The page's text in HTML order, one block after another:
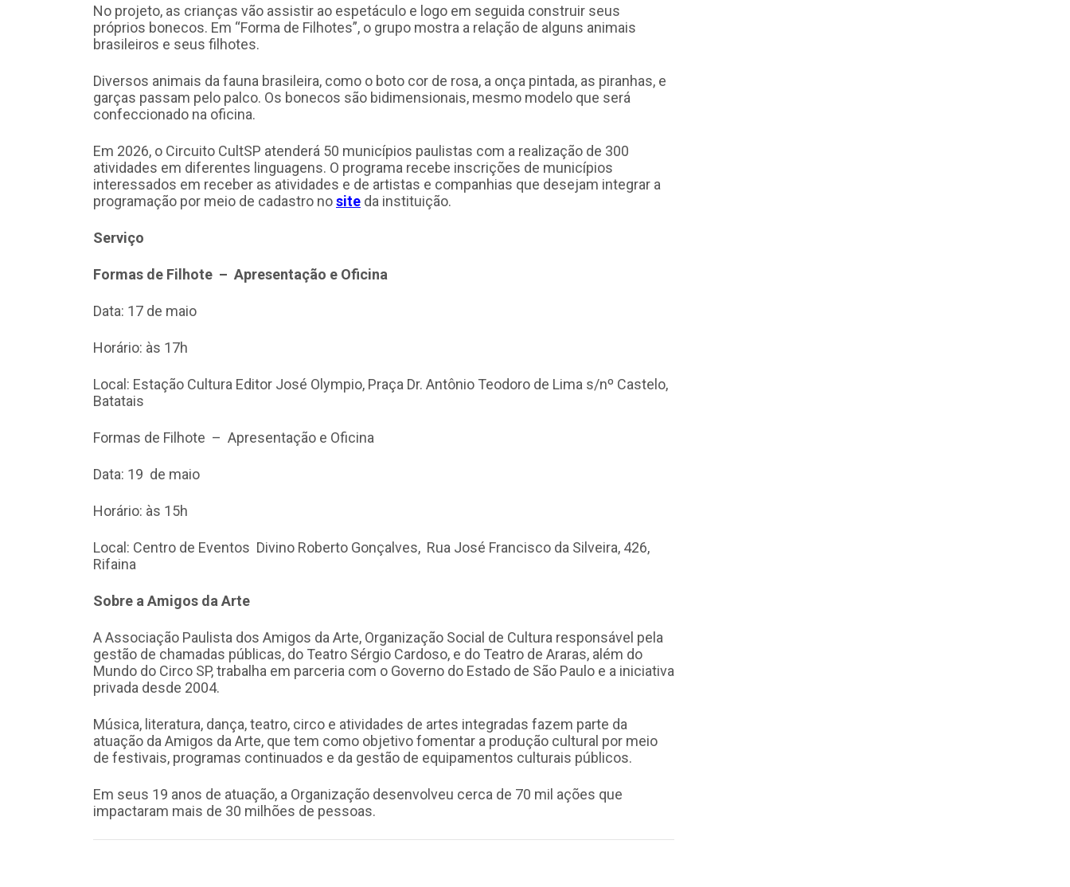
No projeto, as crianças vão assistir ao espetáculo e logo em seguida construir seus
próprios bonecos. Em “Forma de Filhotes”, o grupo mostra a relação de alguns animais
brasileiros e seus filhotes.
Diversos animais da fauna brasileira, como o boto cor de rosa, a onça pintada, as piranhas, e
garças passam pelo palco. Os bonecos são bidimensionais, mesmo modelo que será
confeccionado na oficina.
Em 2026, o Circuito CultSP atenderá 50 municípios paulistas com a realização de 300
atividades em diferentes linguagens. O programa recebe inscrições de municípios
interessados em receber as atividades e de artistas e companhias que desejam integrar a
programação por meio de cadastro nosite da instituição.
Serviço
Formas de Filhote – Apresentação e Oficina
Data: 17 de maio
Horário: às 17h
Local: Estação Cultura Editor José Olympio, Praça Dr. Antônio Teodoro de Lima s/nº Castelo,
Batatais
Formas de Filhote – Apresentação e Oficina
Data: 19 de maio
Horário: às 15h
Local: Centro de Eventos Divino Roberto Gonçalves, Rua José Francisco da Silveira, 426,
Rifaina
Sobre a Amigos da Arte
A Associação Paulista dos Amigos da Arte, Organização Social de Cultura responsável pela
gestão de chamadas públicas, do Teatro Sérgio Cardoso, e do Teatro de Araras, além do
Mundo do Circo SP, trabalha em parceria com o Governo do Estado de São Paulo e a iniciativa
privada desde 2004.
Música, literatura, dança, teatro, circo e atividades de artes integradas fazem parte da
atuação da Amigos da Arte, que tem como objetivo fomentar a produção cultural por meio
de festivais, programas continuados e da gestão de equipamentos culturais públicos.
Em seus 19 anos de atuação, a Organização desenvolveu cerca de 70 mil ações que
impactaram mais de 30 milhões de pessoas.